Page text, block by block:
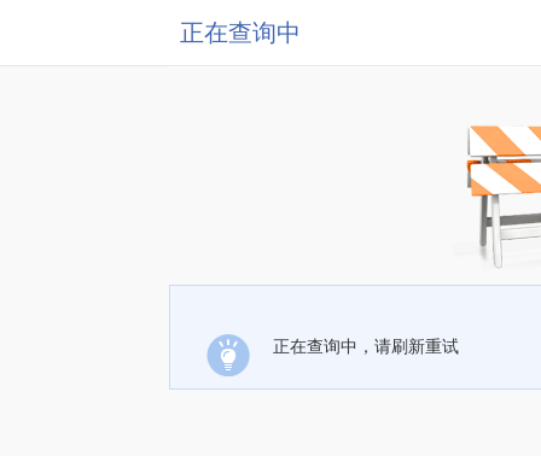
正在查询中
正在查询中，请刷新重试